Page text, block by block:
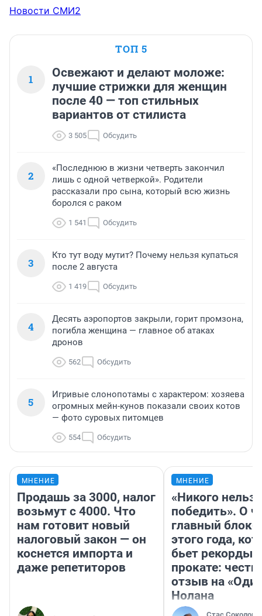
Новости СМИ2
ТОП 5
1
Освежают и делают моложе:
лучшие стрижки для женщин
после 40 — топ стильных
вариантов от стилиста
3 505 Обсудить
2
«Последнюю в жизни четверть закончил
лишь с одной четверкой». Родители
рассказали про сына, который всю жизнь
боролся с раком
1 541 Обсудить
3
Кто тут воду мутит? Почему нельзя купаться
после 2 августа
1 419 Обсудить
4
Десять аэропортов закрыли, горит промзона,
погибла женщина — главное об атаках
дронов
562 Обсудить
5
Игривые слонопотамы с характером: хозяева
огромных мейн-кунов показали своих котов
— фото суровых питомцев
554 Обсудить
МНЕНИЕ
Продашь за 3000, налог
возьмут с 4000. Что
нам готовит новый
налоговый закон — он
коснется импорта и
даже репетиторов
МНЕНИЕ
«Никого нельзя
победить». О
главный
этого года,
бьет рекорды в
прокате:
отзыв на
Нолана